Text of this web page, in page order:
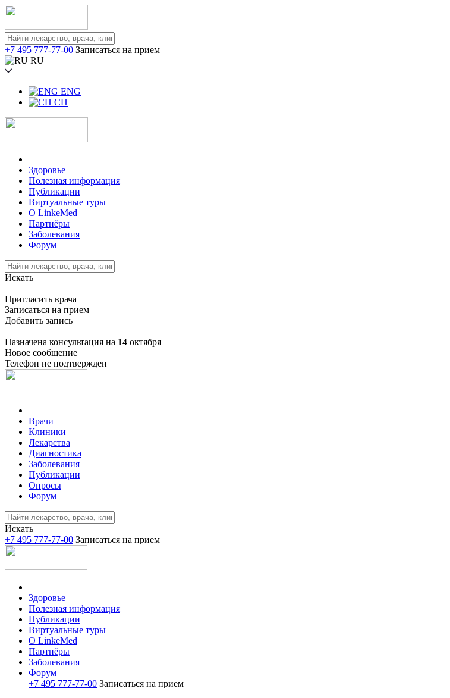
+7 495 777-77-00 Записаться на прием
RU
ENG
CH
Здоровье
Полезная информация
Публикации
Виртуальные туры
О LinkeMed
Партнёры
Заболевания
Форум
Искать
Пригласить врача
Записаться на прием
Добавить запись
Назначена консультация на 14 октября
Новое сообщение
Телефон не подтвержден
Врачи
Клиники
Лекарства
Диагностика
Заболевания
Публикации
Опросы
Форум
Искать
+7 495 777-77-00 Записаться на прием
Здоровье
Полезная информация
Публикации
Виртуальные туры
О LinkeMed
Партнёры
Заболевания
Форум
+7 495 777-77-00 Записаться на прием